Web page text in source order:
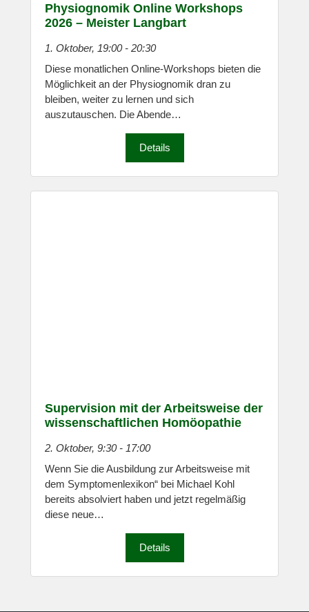
Physiognomik Online Workshops
2026 – Meister Langbart
1. Oktober, 19:00- 20:30
Diese monatlichen Online-Workshops bieten die
Möglichkeit an der Physiognomik dran zu
bleiben, weiter zu lernen und sich
auszutauschen. Die Abende…
Details
Supervision mit der Arbeitsweise der
wissenschaftlichen Homöopathie
2. Oktober, 9:30- 17:00
Wenn Sie die Ausbildung zur Arbeitsweise mit
dem Symptomenlexikon“ bei Michael Kohl
bereits absolviert haben und jetzt regelmäßig
diese neue…
Details